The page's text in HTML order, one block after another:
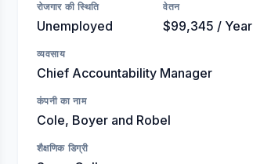
रोजगार की स्थिति
Unemployed
वेतन
$99,345 / Year
व्यवसाय
Chief Accountability Manager
कंपनी का नाम
Cole, Boyer and Robel
शैक्षणिक डिग्री